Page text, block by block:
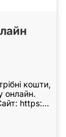
кошти,
онлайн.
https: